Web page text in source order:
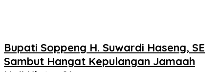
Bupati Soppeng H. Suwardi Haseng, SE
Sambut Hangat Kepulangan Jamaah